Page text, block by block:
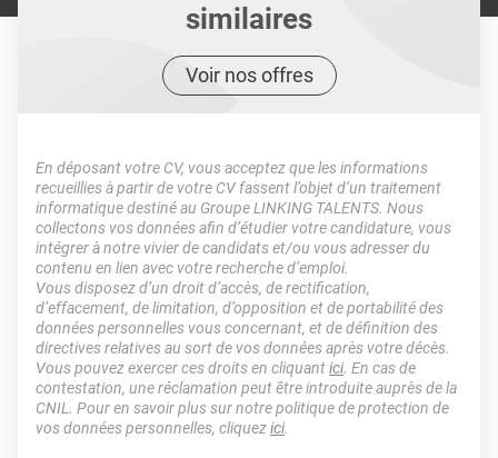
similaires
Voir nos offres
En déposant votre CV, vous acceptez que les informations
recueillies à partir de votre CV fassent l’objet d’un traitement
informatique destiné au Groupe LINKING TALENTS. Nous
collectons vos données afin d’étudier votre candidature, vous
intégrer à notre vivier de candidats et/ou vous adresser du
contenu en lien avec votre recherche d’emploi.
Vous disposez d’un droit d’accès, de rectification,
d’effacement, de limitation, d’opposition et de portabilité des
données personnelles vous concernant, et de définition des
directives relatives au sort de vos données après votre décès.
Vous pouvez exercer ces droits en cliquantici. En cas de
contestation, une réclamation peut être introduite auprès de la
CNIL. Pour en savoir plus sur notre politique de protection de
vos données personnelles, cliquezici.